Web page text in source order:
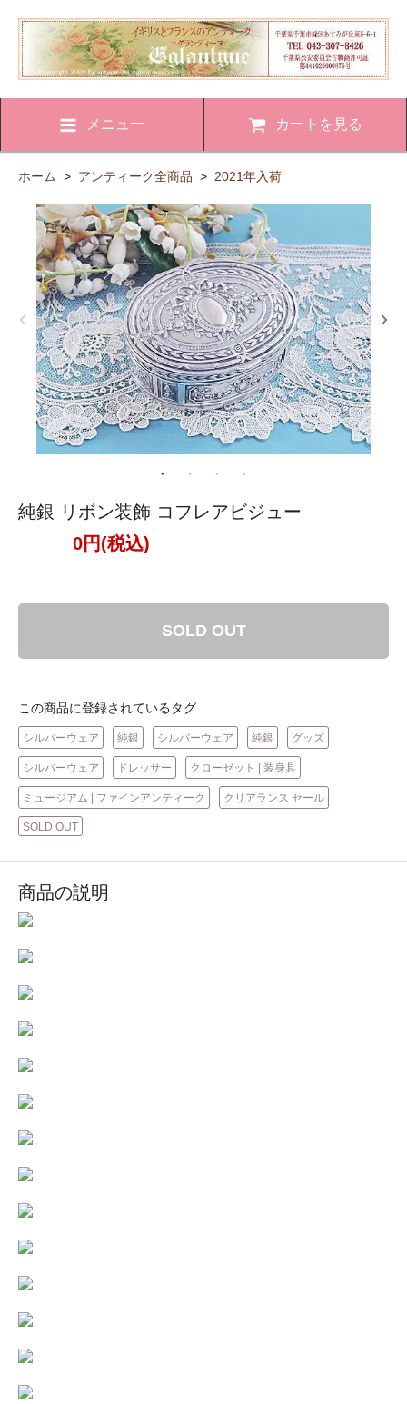
メニュー カートを見る
ホーム > アンティーク全商品 > 2021年入荷
純銀 リボン装飾 コフレアビジュー
0円(税込)
SOLD OUT
この商品に登録されているタグ
シルバーウェア 純銀 シルバーウェア 純銀 グッズ
シルバーウェア ドレッサー クローゼット | 装身具
ミュージアム | ファインアンティーク クリアランス セール
SOLD OUT
商品の説明